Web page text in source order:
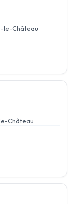
le-Château
Château